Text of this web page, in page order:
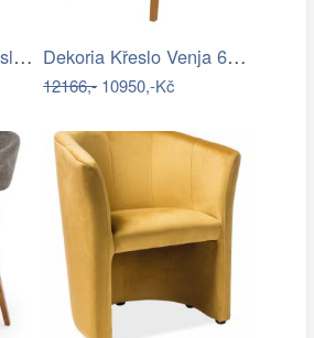
Dekoria Potah na křeslo IKEA Ekeskog,… Dekoria Křeslo Venja 66x88x82cm, 66 x…
12166,-10950,-Kč